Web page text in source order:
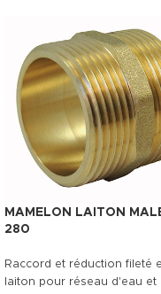
MAMELON LAITON
280
Raccord et réduction fileté
laiton pour réseau d'eau et